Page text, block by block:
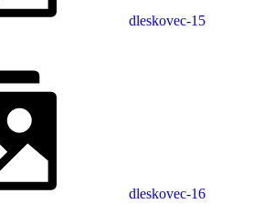
dleskovec-15
dleskovec-16